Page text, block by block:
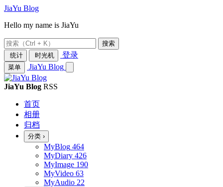
JiaYu Blog
Hello my name is JiaYu
搜索
统计
时光机 登录
菜单 JiaYu Blog
JiaYu Blog RSS
首页
相册
归档
分类 ›
MyBlog 464
MyDiary 426
MyImage 190
MyVideo 63
MyAudio 22